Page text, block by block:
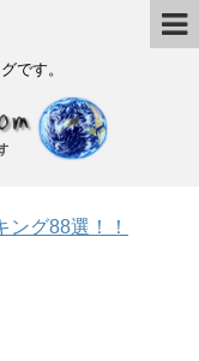
です。
ング88選！！